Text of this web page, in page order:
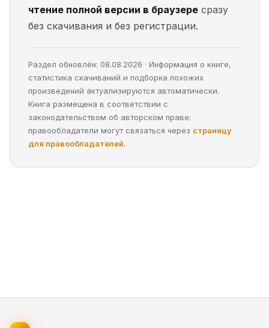
чтение полной версии в браузере сразу
без скачивания и без регистрации.
Раздел обновлён: 08.08.2026 · Информация о книге,
статистика скачиваний и подборка похожих
произведений актуализируются автоматически.
Книга размещена в соответствии с
законодательством об авторском праве;
правообладатели могут связаться через страницу
для правообладателей.